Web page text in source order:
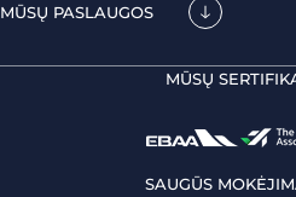
MŪSŲ PASLAUGOS
MŪSŲ
SAUGŪS